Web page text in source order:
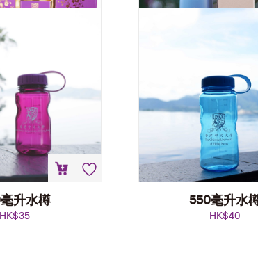
升水樽
HK$35
550毫升水
HK$40